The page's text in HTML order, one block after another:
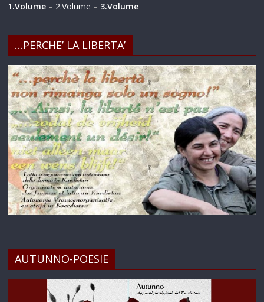
1.Volume – 2.Volume – 3.Volume
…PERCHE’ LA LIBERTA’
AUTUNNO-POESIE